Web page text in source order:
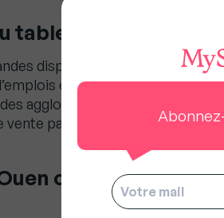
tableau
disparités entre les grandes
et donc d’attractivité, et
agglomérations, qui elles
vente passer sous leur prix de
ou Montreuil